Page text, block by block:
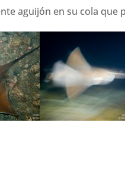
aguijón en su cola